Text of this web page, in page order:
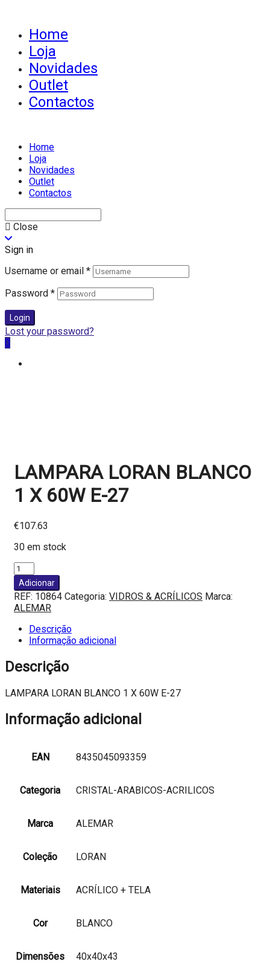
Home
Loja
Novidades
Outlet
Contactos
Home
Loja
Novidades
Outlet
Contactos
Close
Sign in
Username or email *
Password *
Login
Lost your password?
0
LAMPARA LORAN BLANCO
1 X 60W E-27
€107.63
30 em stock
Quantidade
de
LAMPARA
LORAN
BLANCO
X
60W
27
Adicionar
REF: 10864 Categoria: VIDROS & ACRÍLICOS Marca:
ALEMAR
Descrição
Informação adicional
Descrição
LAMPARA LORAN BLANCO 1 X 60W E-27
Informação adicional
EAN 8435045093359
Categoria CRISTAL-ARABICOS-ACRILICOS
Marca ALEMAR
Coleção LORAN
Materiais ACRÍLICO + TELA
Cor BLANCO
Dimensões 40x40x43